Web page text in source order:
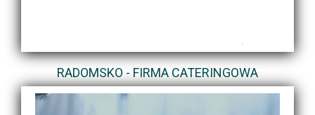
RADOMSKO - FIRMA CATERINGOWA